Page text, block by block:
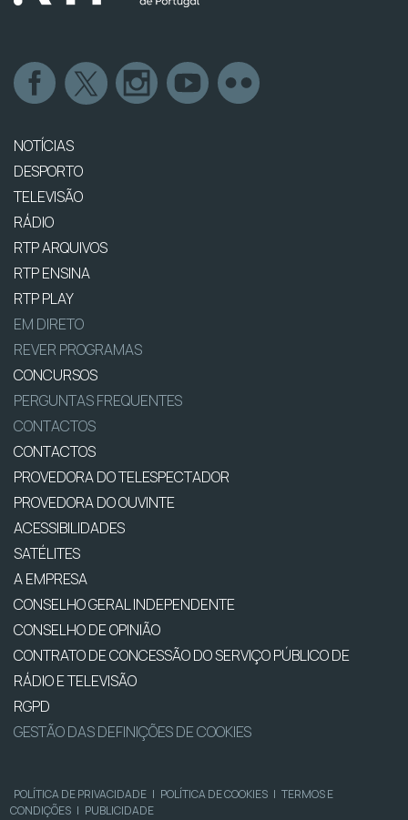
NOTÍCIAS
DESPORTO
TELEVISÃO
RÁDIO
RTP ARQUIVOS
RTP ENSINA
RTP PLAY
EM DIRETO
REVER PROGRAMAS
CONCURSOS
PERGUNTAS FREQUENTES
CONTACTOS
CONTACTOS
PROVEDORA DO TELESPECTADOR
PROVEDORA DO OUVINTE
ACESSIBILIDADES
SATÉLITES
A EMPRESA
CONSELHO GERAL INDEPENDENTE
CONSELHO DE OPINIÃO
CONTRATO DE CONCESSÃO DO SERVIÇO PÚBLICO DE
RÁDIO E TELEVISÃO
RGPD
GESTÃO DAS DEFINIÇÕES DE COOKIES
POLÍTICA DE PRIVACIDADE | POLÍTICA DE COOKIES | TERMOS E
CONDIÇÕES | PUBLICIDADE